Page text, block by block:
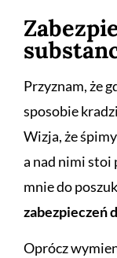
Przyznam, że
sposobie
Wizja, że
a nad nimi stoi
mnie do
zabezpieczeń
Oprócz